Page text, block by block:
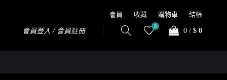
會員 收藏 購物車 結帳
會員登入 / 會員註冊
0
0 / $ 0